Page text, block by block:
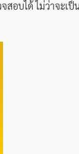
สอบได้ ไม่ว่าจะเป็